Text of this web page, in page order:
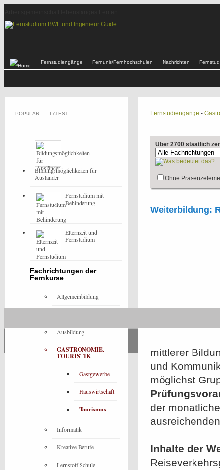
Fernstudiengänge Fernunis/Fernhochschulen Nachrichten
Fernstudiengänge -
Über 2700 staatlich
Ohne
Weiterbildung:
mittlerer
und
möglichst
der
Inhalte der
POPULAR LATEST
Bildungsmöglichkeiten für
Ausländer
Fernstudium mit
Behinderung
Elternzeit und
Fernstudium
Fachrichtungen der
Fernkurse
Allgemeinbildung
Ausbildung
GASTRONOMIE,
TOURISTIK
Gastgewerbe
Hauswirtschaft
Tourismus
Informatik
Kreative Berufe
Lernstoff Schule